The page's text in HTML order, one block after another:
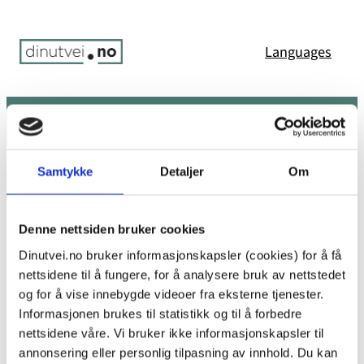
Samtykke Detaljer Om
Denne nettsiden bruker cookies
Dinutvei.no bruker informasjonskapsler (cookies) for å få
nettsidene til å fungere, for å analysere bruk av nettstedet
og for å vise innebygde videoer fra eksterne tjenester.
Informasjonen brukes til statistikk og til å forbedre
nettsidene våre. Vi bruker ikke informasjonskapsler til
annonsering eller personlig tilpasning av innhold. Du kan
innhold
Languages
Meny
Du er her:Hjem Error 404: Page not found
Uffda! Den siden ble ikke funnet.
Det ser ikke ut til at det finnes noe her. Kanskje prøv
en av koblingene nedenfor eller et søk?